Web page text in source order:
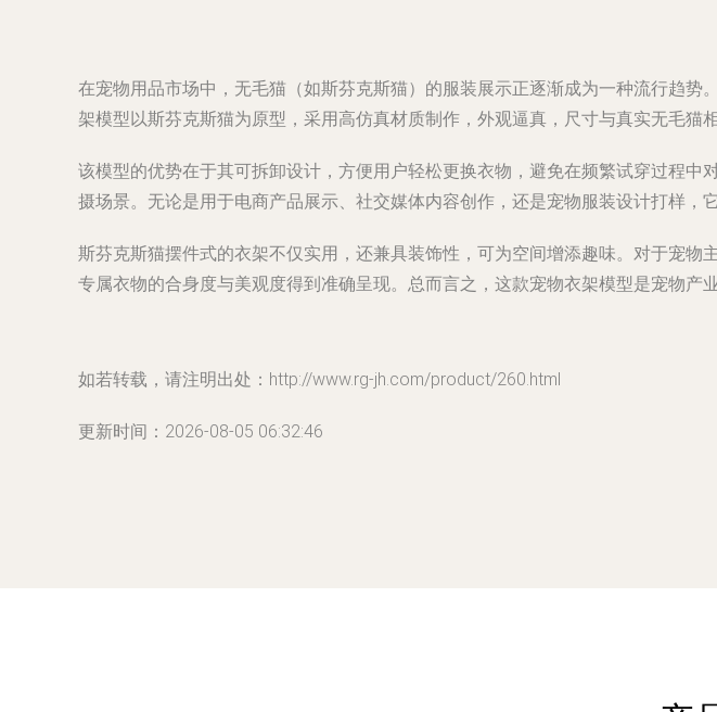
在宠物用品市场中，无毛猫（如斯芬克斯猫）的服装展示正逐渐成为一种流行趋
架模型以斯芬克斯猫为原型，采用高仿真材质制作，外观逼真，尺寸与真实无毛猫
该模型的优势在于其可拆卸设计，方便用户轻松更换衣物，避免在频繁试穿过程
摄场景。无论是用于电商产品展示、社交媒体内容创作，还是宠物服装设计打样，
斯芬克斯猫摆件式的衣架不仅实用，还兼具装饰性，可为空间增添趣味。对于宠
专属衣物的合身度与美观度得到准确呈现。总而言之，这款宠物衣架模型是宠物产
如若转载，请注明出处：http://www.rg-jh.com/product/260.html
更新时间：2026-08-05 06:32:46